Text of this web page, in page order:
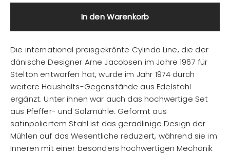
In den Warenkorb
Die international preisgekrönte Cylinda Line, die der
dänische Designer Arne Jacobsen im Jahre 1967 für
Stelton entworfen hat, wurde im Jahr 1974 durch
weitere Haushalts-Gegenstände aus Edelstahl
ergänzt. Unter ihnen war auch das hochwertige Set
aus Pfeffer- und Salzmühle. Geformt aus
satinpoliertem Stahl ist das geradlinige Design der
Mühlen auf das Wesentliche reduziert, während sie im
Inneren mit einer besonders hochwertigen Mechanik